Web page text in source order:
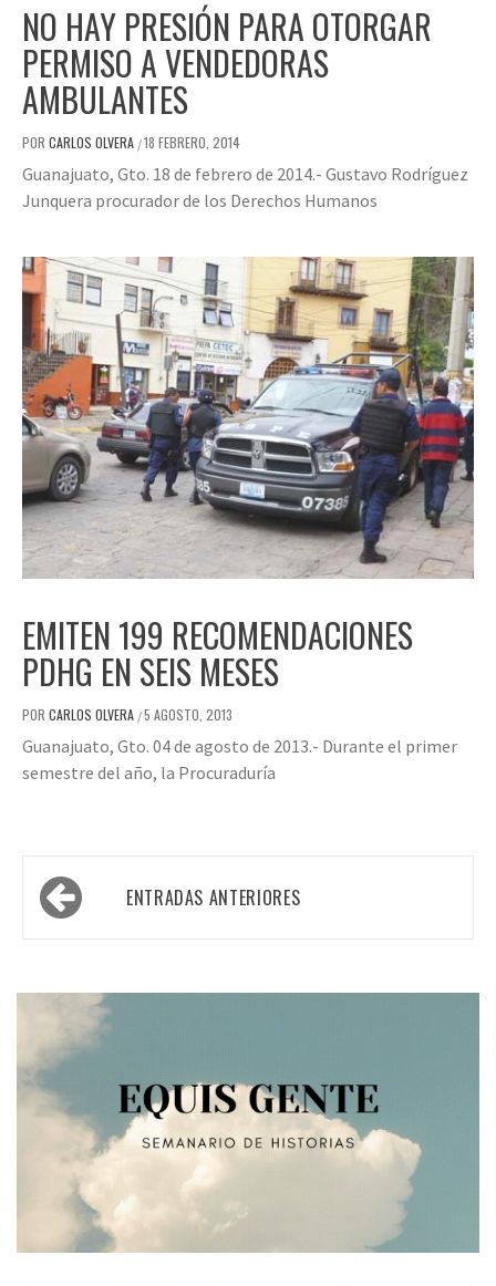
NO HAY PRESIÓN PARA OTORGAR
PERMISO A VENDEDORAS
AMBULANTES
POR CARLOS OLVERA /18 FEBRERO, 2014
Guanajuato, Gto. 18 de febrero de 2014.- Gustavo Rodríguez
Junquera procurador de los Derechos Humanos
EMITEN 199 RECOMENDACIONES
PDHG EN SEIS MESES
POR CARLOS OLVERA /5 AGOSTO, 2013
Guanajuato, Gto. 04 de agosto de 2013.- Durante el primer
semestre del año, la Procuraduría
Navegación
de ENTRADAS ANTERIORES